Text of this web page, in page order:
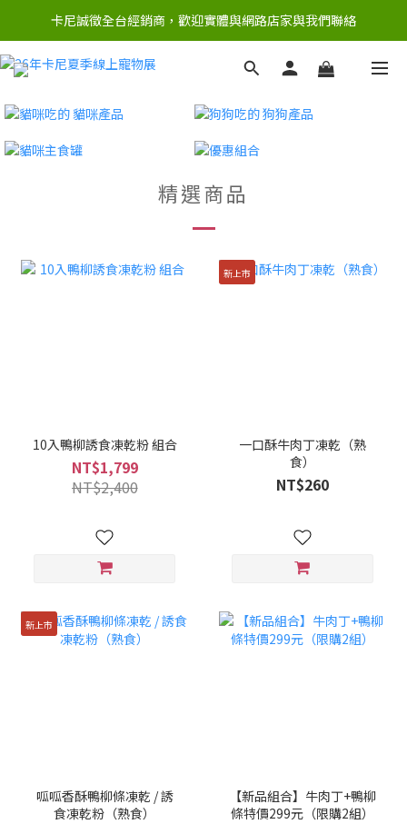
卡尼誠徵全台經銷商，歡迎實體與網路店家與我們聯絡
精選商品
10入鴨柳誘食凍乾粉 組合
NT$1,799
NT$2,400
新上市
一口酥牛肉丁凍乾（熟
食）
NT$260
新上市
呱呱香酥鴨柳條凍乾 / 誘
食凍乾粉（熟食）
【新品組合】牛肉丁+鴨柳
條特價299元（限購2組）